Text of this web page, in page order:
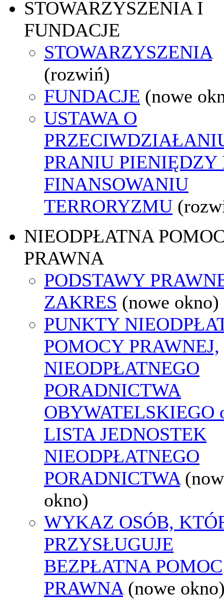
STOWARZYSZENIA I
FUNDACJE
STOWARZYSZENIA
(rozwiń)
FUNDACJE (nowe
USTAWA O
PRANIU PIENIĘDZY
FINANSOWANIU
TERRORYZMU
NIEODPŁATNA
PRAWNA
PODSTAWY
ZAKRES (nowe okno)
PUNKTY
POMOCY PRAWNEJ,
NIEODPŁATNEGO
PORADNICTWA
OBYWATELSKIEGO
LISTA JEDNOSTEK
NIEODPŁATNEGO
PORADNICTWA
okno)
WYKAZ OSÓB,
PRZYSŁUGUJE
BEZPŁATNA POMOC
PRAWNA (nowe